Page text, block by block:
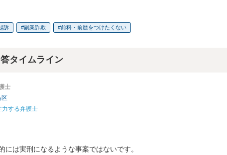
訴 副業詐欺 前科・前歴をつけたくない
タイムライン
士
区
力する弁護士
には実刑になるような事案ではないです。